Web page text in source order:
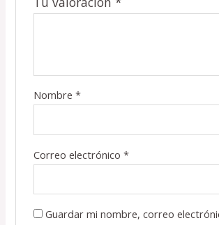
Nombre *
Correo electrónico *
Guardar mi nombre, correo